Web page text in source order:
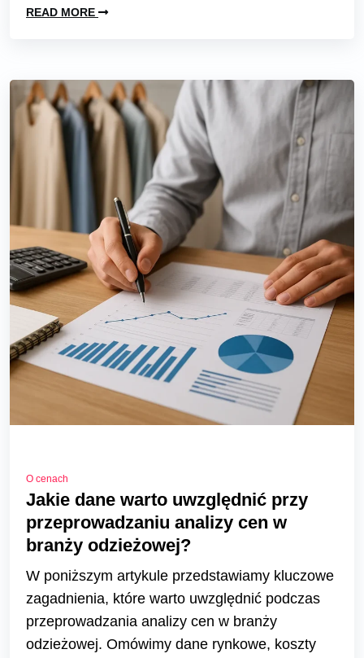
READ MORE
O cenach
Jakie dane warto uwzględnić przy
przeprowadzaniu analizy cen w
branży odzieżowej?
W poniższym artykule przedstawiamy kluczowe
zagadnienia, które warto uwzględnić podczas
przeprowadzania analizy cen w branży
odzieżowej. Omówimy dane rynkowe, koszty